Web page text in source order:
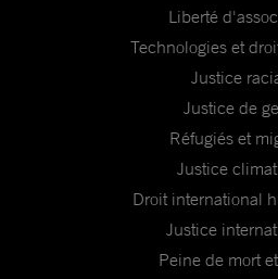
Liberté
Technologies et
Justice
Justice de
Réfugiés et
Justice
Droit international
Justice
Peine de mort